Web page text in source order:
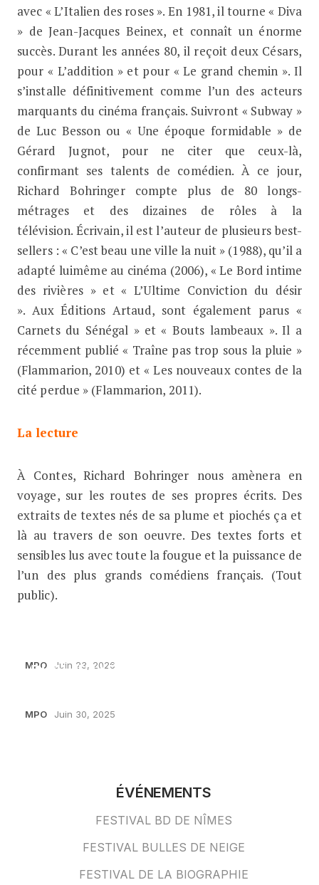
avec « L’Italien des roses ». En 1981, il tourne « Diva
» de Jean-Jacques Beinex, et connaît un énorme
succès.Durant les années 80, il reçoit deux Césars,
pour « L’addition » et pour « Le grand chemin ». Il
s’installe définitivement comme l’un des acteurs
marquants du cinéma français. Suivront « Subway »
de Luc Besson ou « Une époque formidable » de
Gérard Jugnot, pour ne citer que ceux-là,
confirmant ses talents de comédien. À ce jour,
Richard Bohringer compte plus de 80 longs-
métrages et des dizaines de rôles à la
télévision. Écrivain, il est l’auteur de plusieurs best-
sellers :« C’est beau une ville la nuit » (1988), qu’il a
adapté luimême au cinéma (2006), « Le Bord intime
des rivières » et « L’Ultime Conviction du désir
». Aux Éditions Artaud, sont également parus «
Carnets du Sénégal » et « Bouts lambeaux ». Il a
récemment publié « Traîne pas trop sous la pluie »
(Flammarion, 2010) et « Les nouveaux contes de la
cité perdue » (Flammarion, 2011).
La lecture
À Contes, Richard Bohringer nous amènera en
voyage, sur les routes de ses propres écrits. Des
extraits de textes nés de sa plume et piochés ça et
là au travers de son oeuvre. Des textes forts et
sensibles lus avec toute la fougue et la puissance de
l’un des plus grands comédiens français. (Tout
public).
MPO Juin 23, 2026
DU 11 JUILLET AU 9 AOÛT
MPO Juin 30, 2025
ÉVÉNEMENTS
FESTIVAL BD DE NÎMES
FESTIVAL BULLES DE NEIGE
FESTIVAL DE LA BIOGRAPHIE